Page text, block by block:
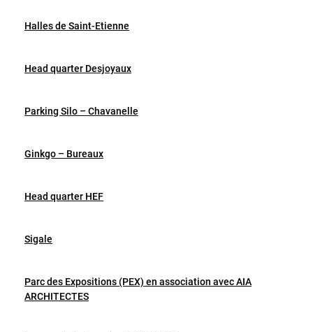
Halles de Saint-Etienne
Head quarter Desjoyaux
Parking Silo – Chavanelle
Ginkgo – Bureaux
Head quarter HEF
Sigale
Parc des Expositions (PEX) en association avec AIA
ARCHITECTES